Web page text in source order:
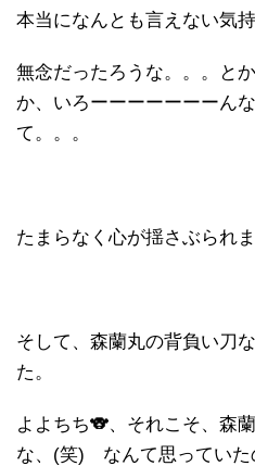
本当になんとも言えない気
無念だったろうな。。。と
か、いろーーーーーーーん
て。。。
たまらなく心が揺さぶられま
そして、森蘭丸の背負い刀
た。
よよちち🐨、それこそ、森
な、(笑) なんて思っていた